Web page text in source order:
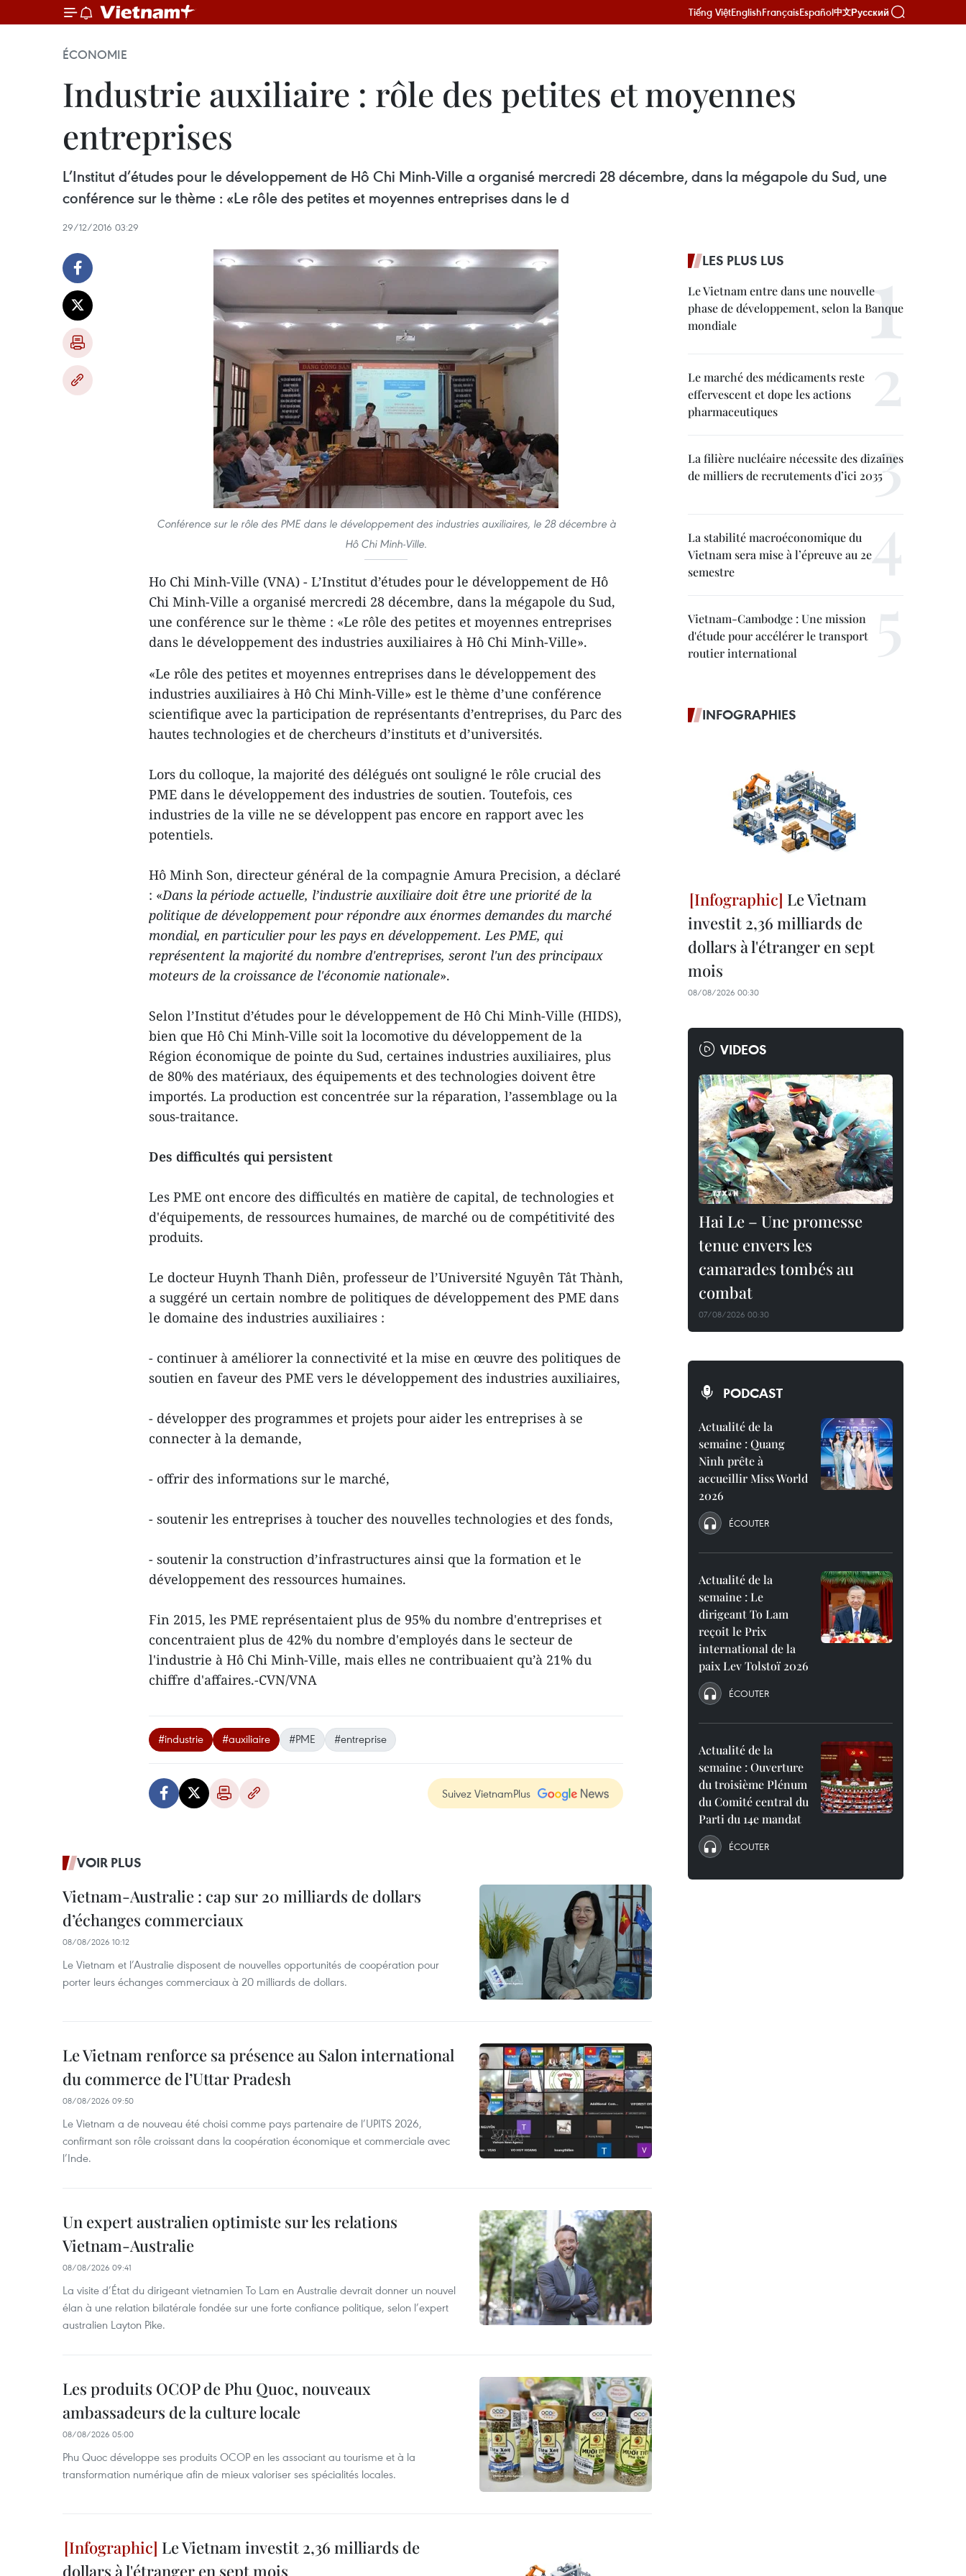
Tiếng ViệtEnglishFrançaisEspañol中文Русский
ÉCONOMIE
Industrie auxiliaire : rôle des petites et moyennes
entreprises
L’Institut d’études pour le développement de Hô Chi Minh-Ville a organisé mercredi 28 décembre, dans la mégapole du Sud, une
conférence sur le thème : «Le rôle des petites et moyennes entreprises dans le d
29/12/2016 03:29
Conférence sur le rôle des PME dans le développement des industries auxiliaires, le 28 décembre à
Hô Chi Minh-Ville.
Ho Chi Minh-Ville (VNA) - L’Institut d’études pour le développement de Hô
Chi Minh-Ville a organisé mercredi 28 décembre, dans la mégapole du Sud,
une conférence sur le thème : «Le rôle des petites et moyennes entreprises
dans le développement des industries auxiliaires à Hô Chi Minh-Ville».
«Le rôle des petites et moyennes entreprises dans le développement des
industries auxiliaires à Hô Chi Minh-Ville» est le thème d’une conférence
scientifique avec la participation de représentants d’entreprises, du Parc des
hautes technologies et de chercheurs d’instituts et d’universités.
Lors du colloque, la majorité des délégués ont souligné le rôle crucial des
PME dans le développement des industries de soutien. Toutefois, ces
industries de la ville ne se développent pas encore en rapport avec les
potentiels.
Hô Minh Son, directeur général de la compagnie Amura Precision, a déclaré
: «Dans la période actuelle, l’industrie auxiliaire doit être une priorité de la
politique de développement pour répondre aux énormes demandes du marché
mondial, en particulier pour les pays en développement. Les PME, qui
représentent la majorité du nombre d'entreprises, seront l'un des principaux
moteurs de la croissance de l'économie nationale».
Selon l’Institut d’études pour le développement de Hô Chi Minh-Ville (HIDS),
bien que Hô Chi Minh-Ville soit la locomotive du développement de la
Région économique de pointe du Sud, certaines industries auxiliaires, plus
de 80% des matériaux, des équipements et des technologies doivent être
importés. La production est concentrée sur la réparation, l’assemblage ou la
sous-traitance.
Des difficultés qui persistent
Les PME ont encore des difficultés en matière de capital, de technologies et
d'équipements, de ressources humaines, de marché ou de compétitivité des
produits.
Le docteur Huynh Thanh Diên, professeur de l’Université Nguyên Tât Thành,
a suggéré un certain nombre de politiques de développement des PME dans
le domaine des industries auxiliaires :
- continuer à améliorer la connectivité et la mise en œuvre des politiques de
soutien en faveur des PME vers le développement des industries auxiliaires,
- développer des programmes et projets pour aider les entreprises à se
connecter à la demande,
- offrir des informations sur le marché,
- soutenir les entreprises à toucher des nouvelles technologies et des fonds,
- soutenir la construction d’infrastructures ainsi que la formation et le
développement des ressources humaines.
Fin 2015, les PME représentaient plus de 95% du nombre d'entreprises et
concentraient plus de 42% du nombre d'employés dans le secteur de
l'industrie à Hô Chi Minh-Ville, mais elles ne contribuaient qu’à 21% du
chiffre d'affaires.-CVN/VNA
#industrie #auxiliaire #PME #entreprise
Suivez VietnamPlus
VOIR PLUS
Vietnam-Australie : cap sur 20 milliards de dollars
d’échanges commerciaux
08/08/2026 10:12
Le Vietnam et l’Australie disposent de nouvelles opportunités de coopération pour
porter leurs échanges commerciaux à 20 milliards de dollars.
Le Vietnam renforce sa présence au Salon international
du commerce de l’Uttar Pradesh
08/08/2026 09:50
Le Vietnam a de nouveau été choisi comme pays partenaire de l’UPITS 2026,
confirmant son rôle croissant dans la coopération économique et commerciale avec
l’Inde.
Un expert australien optimiste sur les relations
Vietnam-Australie
08/08/2026 09:41
La visite d’État du dirigeant vietnamien To Lam en Australie devrait donner un nouvel
élan à une relation bilatérale fondée sur une forte confiance politique, selon l’expert
australien Layton Pike.
Les produits OCOP de Phu Quoc, nouveaux
ambassadeurs de la culture locale
08/08/2026 05:00
Phu Quoc développe ses produits OCOP en les associant au tourisme et à la
transformation numérique afin de mieux valoriser ses spécialités locales.
Le Vietnam investit 2,36 milliards de
dollars à l'étranger en sept mois
LES PLUS LUS
Le Vietnam entre dans une nouvelle
phase de développement, selon la Banque
mondiale
Le marché des médicaments reste
effervescent et dope les actions
pharmaceutiques
La filière nucléaire nécessite des dizaines
de milliers de recrutements d’ici 2035
La stabilité macroéconomique du
Vietnam sera mise à l’épreuve au 2e
semestre
Vietnam-Cambodge : Une mission
d'étude pour accélérer le transport
routier international
INFOGRAPHIES
Le Vietnam
investit 2,36 milliards de
dollars à l'étranger en sept
mois
08/08/2026 00:30
VIDEOS
Hai Le – Une promesse
tenue envers les
camarades tombés au
combat
07/08/2026 00:30
PODCAST
Actualité de la
semaine : Quang
Ninh prête à
accueillir Miss World
2026
ÉCOUTER
Actualité de la
semaine : Le
dirigeant To Lam
reçoit le Prix
international de la
paix Lev Tolstoï 2026
ÉCOUTER
Actualité de la
semaine : Ouverture
du troisième Plénum
du Comité central du
Parti du 14e mandat
ÉCOUTER